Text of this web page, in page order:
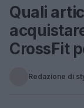
Quali
CrossFit
Redazione di